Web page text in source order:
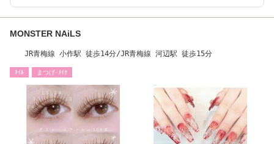
MONSTER NAiLS
JR青梅線 小作駅 徒歩14分/JR青梅線 河辺駅 徒歩15分
ﾈｲﾙ まつげ･ﾒｲｸ